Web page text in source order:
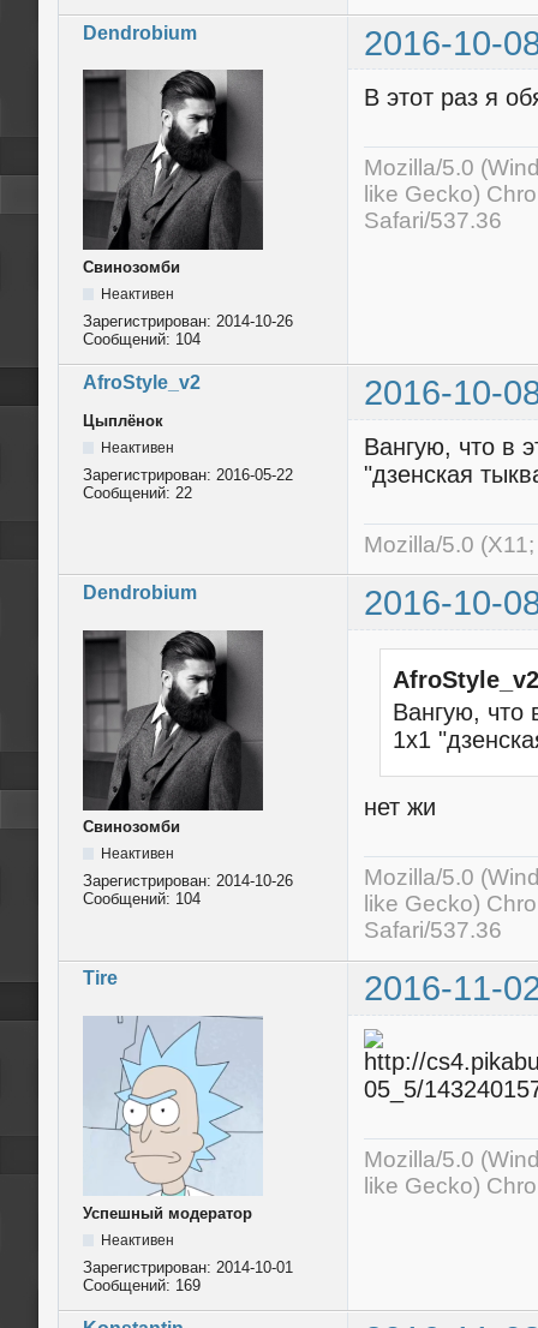
Dendrobium 2016-10-
Свинозомби
Неактивен
Зарегистрирован: 2014-10-26
Сообщений: 104
В этот раз я
Mozilla/5.0
like Gecko)
Safari/537.36
AfroStyle_v2 2016-10-
Цыплёнок
Неактивен
Зарегистрирован: 2016-05-22
Сообщений: 22
Вангую, что в
"дзенская
Mozilla/5.0
Dendrobium 2016-10-
Свинозомби
Неактивен
Зарегистрирован: 2014-10-26
Сообщений: 104
Вангую, что
1x1
нет жи
Mozilla/5.0
like Gecko)
Safari/537.36
Tire 2016-11-
Успешный модератор
Неактивен
Зарегистрирован: 2014-10-01
Сообщений: 169
Mozilla/5.0
like Gecko)